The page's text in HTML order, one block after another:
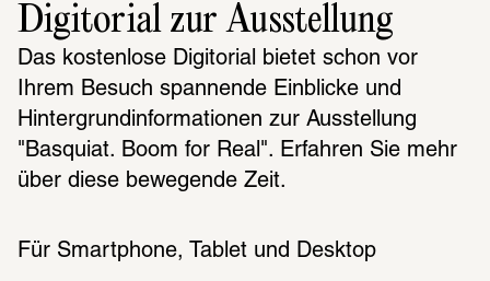
Digitorial zur Ausstellung
Das kosten­lose Digi­to­rial bietet schon vor
Ihrem Besuch span­nende Einbli­cke und
Hinter­grund­in­for­ma­tio­nen zur Ausstel­lung
"Basquiat. Boom for Real". Erfah­ren Sie mehr
über diese bewe­gende Zeit.
Für Smart­phone, Tablet und Desk­top